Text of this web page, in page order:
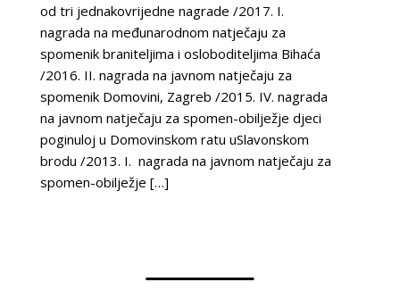
od tri jednakovrijedne nagrade /2017. I.
nagrada na međunarodnom natječaju za
spomenik braniteljima i osloboditeljima Bihaća
/2016. II. nagrada na javnom natječaju za
spomenik Domovini, Zagreb /2015. IV. nagrada
na javnom natječaju za spomen-obilježje djeci
poginuloj u Domovinskom ratu uSlavonskom
brodu /2013. I. nagrada na javnom natječaju za
spomen-obilježje […]